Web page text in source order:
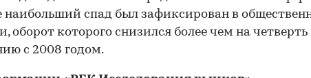
наибольший спад был зафиксирован в
оборот которого снизился более чем на четверть
с 2008 годом.